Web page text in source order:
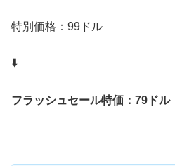
特別価格：99ドル
⬇️
フラッシュセール特価：79ドル